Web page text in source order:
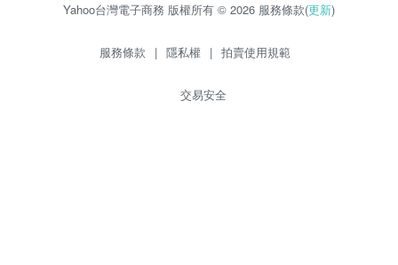
Yahoo台灣電子商務 版權所有 © 2026 服務條款(更新)
服務條款 | 隱私權 | 拍賣使用規範
交易安全